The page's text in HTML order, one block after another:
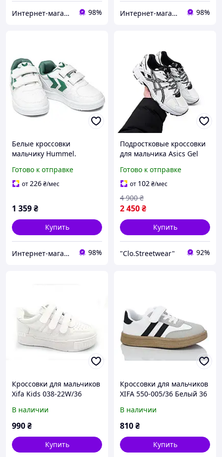
Интернет-магазин брендовой обуви ShoesLike 98% Интернет-магазин брендовой обуви ShoesLike 98%
Белые кроссовки
мальчику Hummel.
на липучке размер 36
Готово к отправке
от226₴/мес
1 359₴
Купить
Интернет-магазин брендовой обуви ShoesLike 98%
Подростковые кроссовки
для мальчика Asics Gel
кроссовки для мальчиков
Индонезия Асикс
Готово к отправке
от 102₴/мес
2 450₴
4 900 ₴
Купить
"Clo.Streetwear" 92%
Кроссовки для мальчиков
Xifa Kids 038-22W/36
В наличии
990₴
Купить
Кроссовки для мальчиков
XIFA 550-005/36 Белый 36
В наличии
810₴
Купить